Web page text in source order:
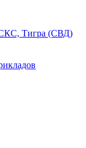
Тигра (СВД)